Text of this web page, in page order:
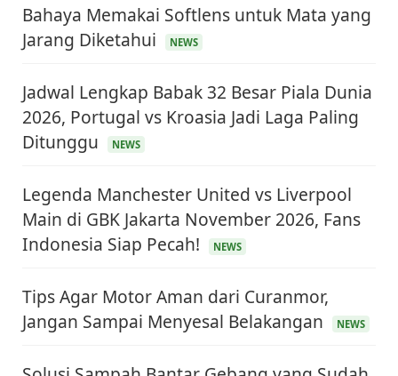
Bahaya Memakai Softlens untuk Mata yang
Jarang Diketahui
NEWS
Jadwal Lengkap Babak 32 Besar Piala Dunia
2026, Portugal vs Kroasia Jadi Laga Paling
Ditunggu
NEWS
Legenda Manchester United vs Liverpool
Main di GBK Jakarta November 2026, Fans
Indonesia Siap Pecah!
NEWS
Tips Agar Motor Aman dari Curanmor,
Jangan Sampai Menyesal Belakangan
NEWS